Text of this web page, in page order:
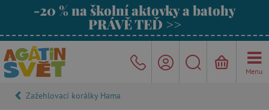
-20 % na školní aktovky a batohy
PRÁVĚ TEĎ >>
Menu
Zažehlovací korálky Hama